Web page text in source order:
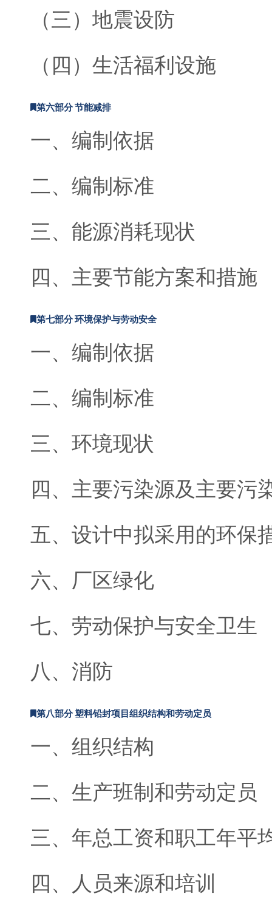
（三）地震设防
（四）生活福利设施
第六部分 节能减排
一、编制依据
二、编制标准
三、能源消耗现状
四、主要节能方案和措施
第七部分 环境保护与劳动安全
一、编制依据
二、编制标准
三、环境现状
四、主要污染源及主要污
五、设计中拟采用的环保
六、厂区绿化
七、劳动保护与安全卫生
八、消防
第八部分 塑料铅封项目组织结构和劳动定员
一、组织结构
二、生产班制和劳动定员
三、年总工资和职工年平
四、人员来源和培训